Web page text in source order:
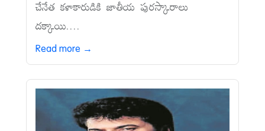
చేనేత కళాకారుడికి జాతీయ పురస్కారాలు
దక్కాయి....
Read more →